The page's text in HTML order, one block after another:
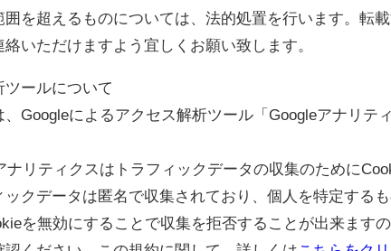
囲を超えるものについては、法的処置を行います。転
いただけますよう宜しくお願い致します。
ツールについて
、Googleによるアクセス解析ツール「Googleアナリテ
ナリティクスはトラフィックデータの収集のために
ックデータは匿名で収集されており、個人を特定する
を無効にすることで収集を拒否することが出来ます